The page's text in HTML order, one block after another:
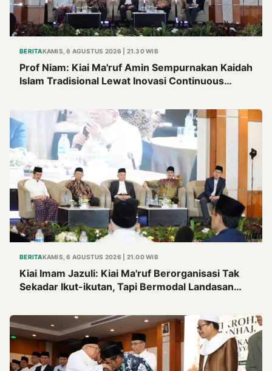
BERITAKAMIS, 6 AGUSTUS 2026 | 21.30 WIB
Prof Niam: Kiai Ma'ruf Amin Sempurnakan Kaidah
Islam Tradisional Lewat Inovasi Continuous
BERITAKAMIS, 6 AGUSTUS 2026 | 21.00 WIB
Kiai Imam Jazuli: Kiai Ma'ruf Berorganisasi Tak
Sekadar Ikut-ikutan, Tapi Bermodal Landasan